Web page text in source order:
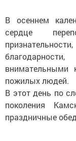
В осеннем
сердце
внимательными
пожилых людей.
В этот день по
поколения
праздничные